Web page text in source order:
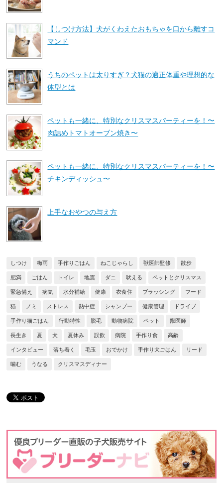
【しつけ方法】犬がくわえたおもちゃを口から離すコ
マンド
うちのペットは太りすぎ？犬猫の適正体重や理想的な
体型とは
ペットも一緒に、特別なクリスマスパーティーを！〜
肉詰めトマトオーブン焼き〜
ペットも一緒に、特別なクリスマスパーティーを！〜
チキンディッシュ〜
上手なおやつの与え方
しつけ 梅雨 手作りごはん ねこじゃらし 獣医師監修 散歩
肥満 ごはん トイレ 地震 ダニ 吠える ペットとクリスマス
緊急備え 病気 水分補給 健康 衣食住 ブラッシング フード
猫 ノミ ストレス 熱中症 シャンプー 健康管理 ドライブ
手作り猫ごはん 行動特性 脱毛 動物病院 ペット 獣医師
長生き 夏 犬 夏休み 誤飲 病院 手作り食 高齢
インタビュー 落ち着く 毛玉 おでかけ 手作り犬ごはん リード
噛む うなる クリスマスディナー